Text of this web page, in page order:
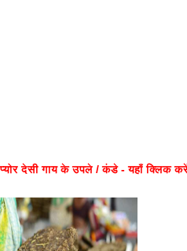
प्योर देसी गाय के उपले / कंडे - यहाँ क्लिक